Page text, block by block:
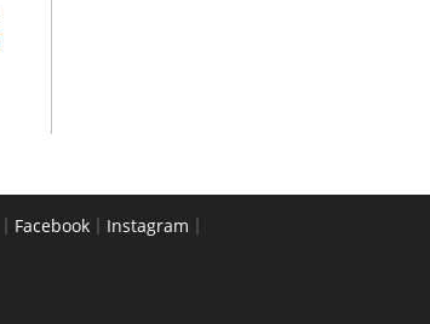
｜ Facebook ｜ Instagram ｜